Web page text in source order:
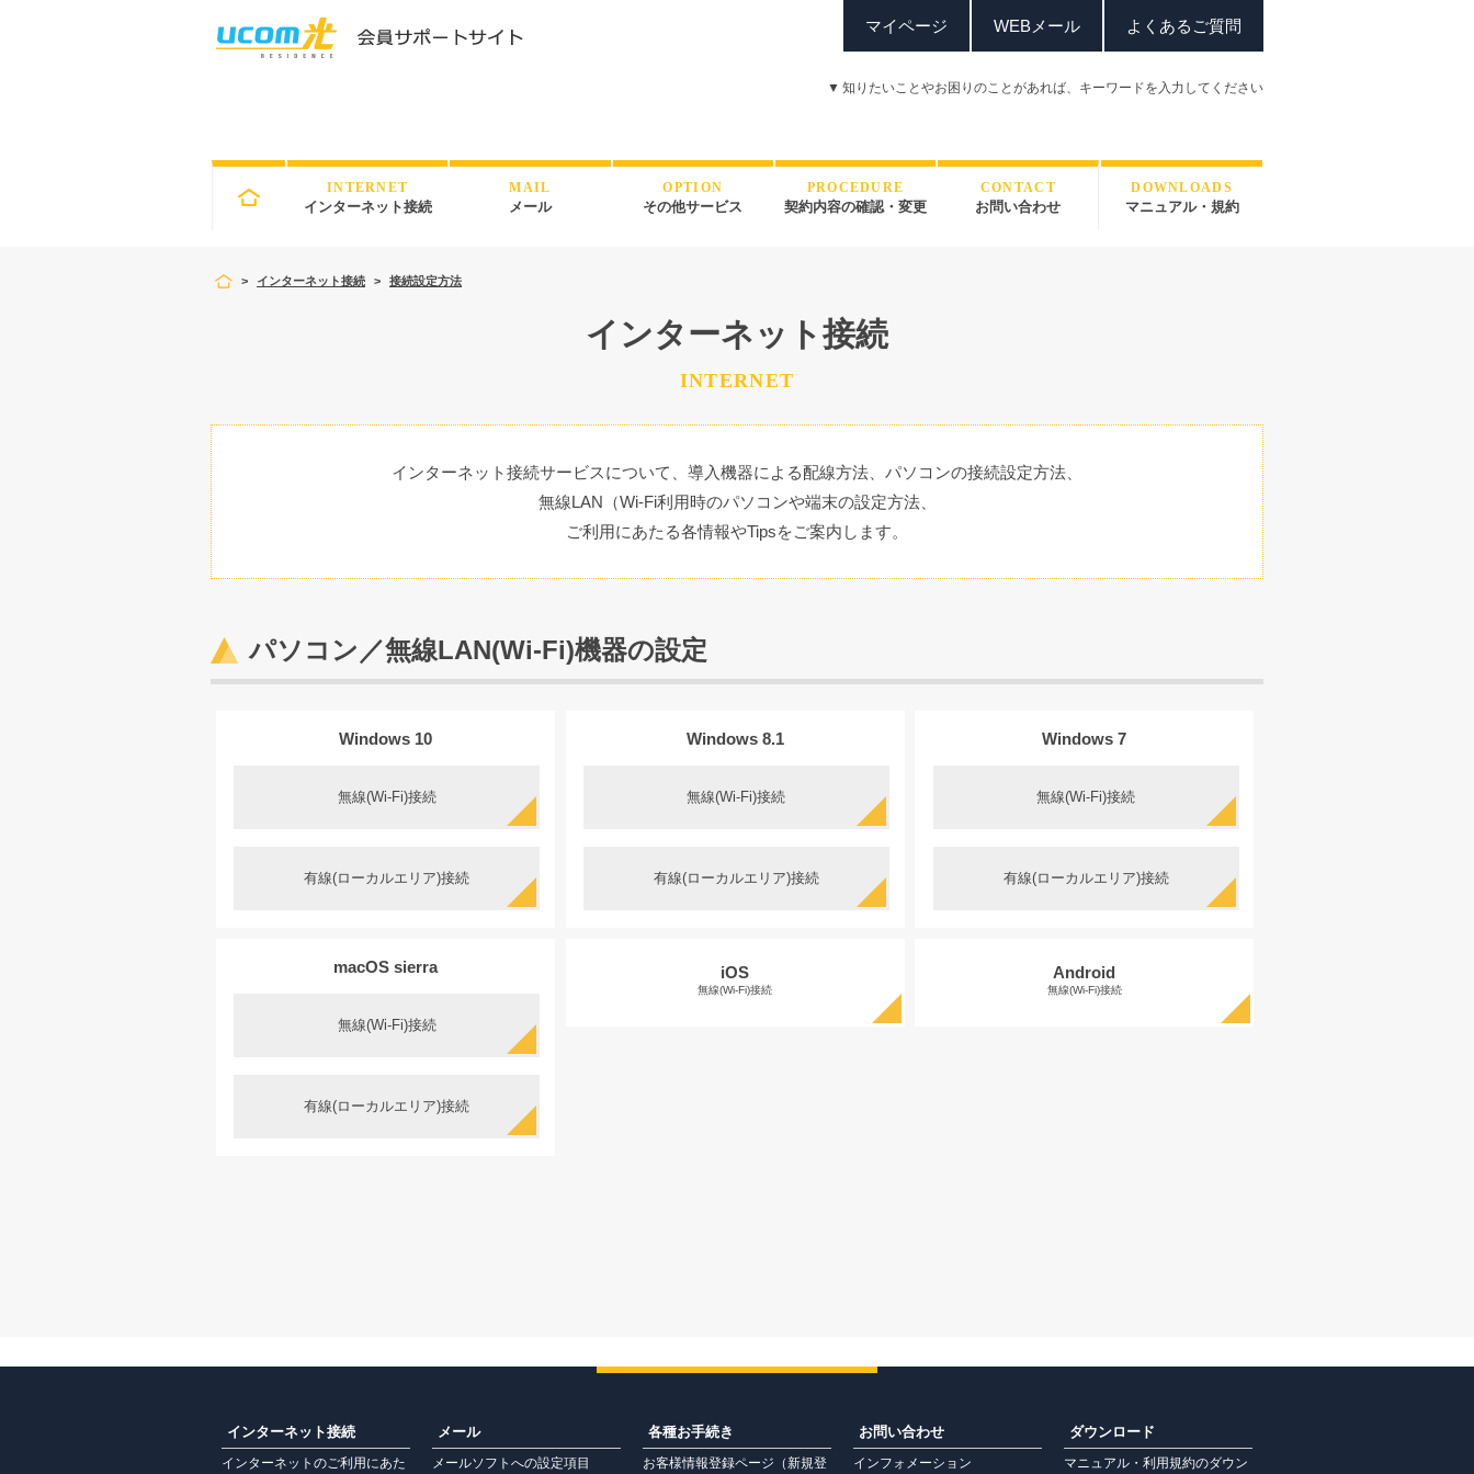
マイページ WEBメール よくあるご質問
▼ 知りたいことやお困りのことがあれば、 キーワードを入力してください
INTERNET
インターネット接続
MAIL
メール
OPTION
その他サービス
PROCEDURE
契約内容の確認・変更
CONTACT
お問い合わせ
DOWNLOADS
マニュアル・規約
> インターネット接続 > 接続設定方法
インターネット接続
INTERNET
インターネット接続サービスについて、導入機器による配線方法、パソコンの接続設定方法、
無線LAN（Wi-Fi利用時のパソコンや端末の設定方法、
ご利用にあたる各情報やTipsをご案内します。
パソコン／無線LAN(Wi-Fi)機器の設定
Windows 10
無線(Wi-Fi)接続
有線(ローカルエリア)接続
Windows 8.1
無線(Wi-Fi)接続
有線(ローカルエリア)接続
Windows 7
無線(Wi-Fi)接続
有線(ローカルエリア)接続
macOS sierra
無線(Wi-Fi)接続
有線(ローカルエリア)接続
iOS
無線(Wi-Fi)接続
Android
無線(Wi-Fi)接続
インターネット接続
インターネットのご利用にあた
メール
メールソフトへの設定項目
各種お手続き
お客様情報登録ページ（新規登
お問い合わせ
インフォメーション
ダウンロード
マニュアル・利用規約のダウン